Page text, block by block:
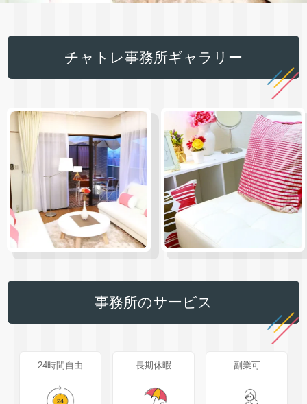
チャトレ事務所ギャラリー
事務所のサービス
24時間自由 長期休暇 副業可